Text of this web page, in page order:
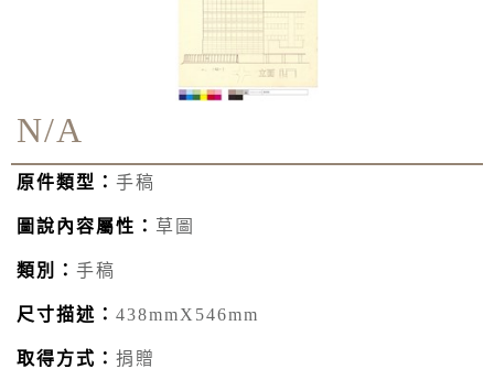
N/A
原件類型： 手稿
圖說內容屬性： 草圖
類別： 手稿
尺寸描述： 438mmX546mm
取得方式： 捐贈